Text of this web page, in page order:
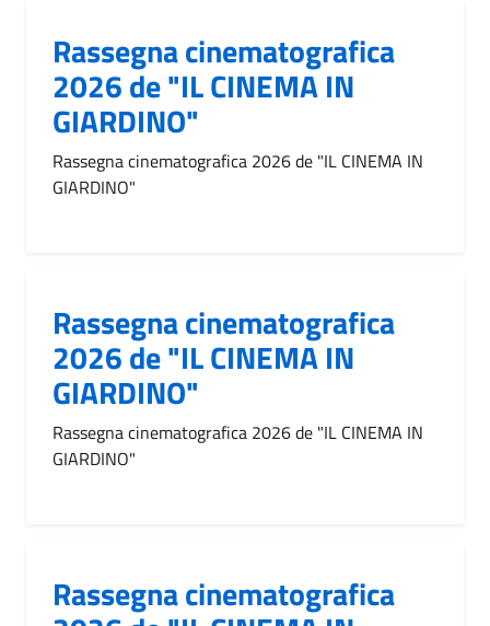
Rassegna cinematografica
2026 de "IL CINEMA IN
GIARDINO"
Rassegna cinematografica 2026 de "IL CINEMA IN
GIARDINO"
Rassegna cinematografica
2026 de "IL CINEMA IN
GIARDINO"
Rassegna cinematografica 2026 de "IL CINEMA IN
GIARDINO"
Rassegna cinematografica